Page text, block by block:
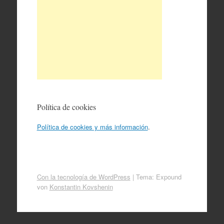
Política de cookies
Política de cookies y más información.
Con la tecnología de WordPress | Tema: Expound
von Konstantin Kovshenin